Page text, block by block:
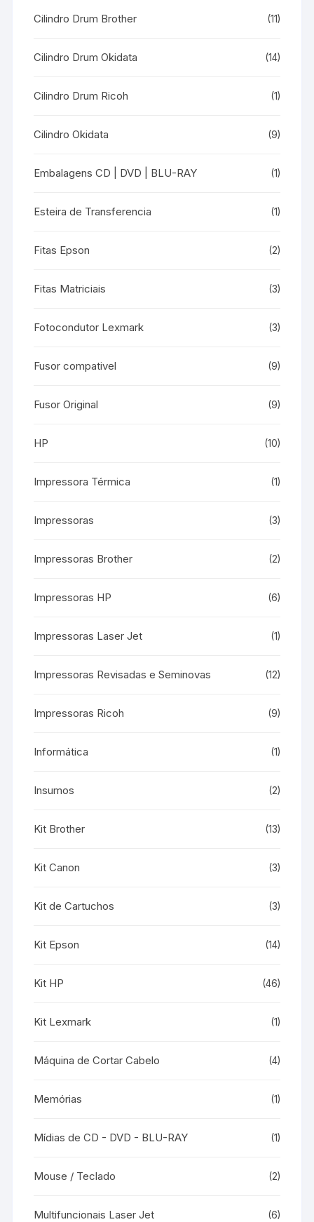
Cilindro Drum Brother (11)
Cilindro Drum Okidata (14)
Cilindro Drum Ricoh (1)
Cilindro Okidata (9)
Embalagens CD | DVD | BLU-RAY (1)
Esteira de Transferencia (1)
Fitas Epson (2)
Fitas Matriciais (3)
Fotocondutor Lexmark (3)
Fusor compativel (9)
Fusor Original (9)
HP (10)
Impressora Térmica (1)
Impressoras (3)
Impressoras Brother (2)
Impressoras HP (6)
Impressoras Laser Jet (1)
Impressoras Revisadas e Seminovas (12)
Impressoras Ricoh (9)
Informática (1)
Insumos (2)
Kit Brother (13)
Kit Canon (3)
Kit de Cartuchos (3)
Kit Epson (14)
Kit HP (46)
Kit Lexmark (1)
Máquina de Cortar Cabelo (4)
Memórias (1)
Mídias de CD - DVD - BLU-RAY (1)
Mouse / Teclado (2)
Multifuncionais Laser Jet (6)